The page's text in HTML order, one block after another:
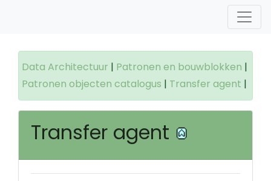
Data Architectuur | Patronen en bouwblokken |
Patronen objecten catalogus | Transfer agent |
Transfer agent